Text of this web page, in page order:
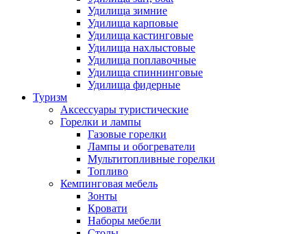
Удилища зимние
Удилища карповые
Удилища кастинговые
Удилища нахлыстовые
Удилища поплавочные
Удилища спиннинговые
Удилища фидерные
Туризм
Аксессуары туристические
Горелки и лампы
Газовые горелки
Лампы и обогреватели
Мультитопливные горелки
Топливо
Кемпинговая мебель
Зонты
Кровати
Наборы мебели